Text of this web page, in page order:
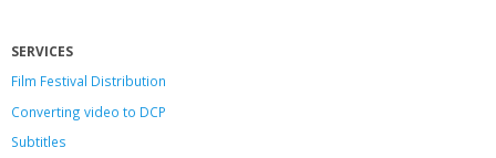
SERVICES
Film Festival Distribution
Converting video to DCP
Subtitles